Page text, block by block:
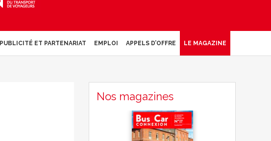
PUBLICITÉ ET PARTENARIAT EMPLOI APPELS D’OFFRE LE MAGAZINE
Nos magazines